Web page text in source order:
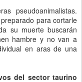
pseudoanimalistas.
para cortarle
su muerte buscarán
hambre y no van a
en aras de una
del sector taurino